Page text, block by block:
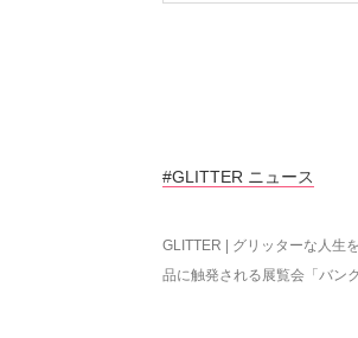
#GLITTER ニュース
GLITTER | グリッターな人生
品に触発される展覧会「バン